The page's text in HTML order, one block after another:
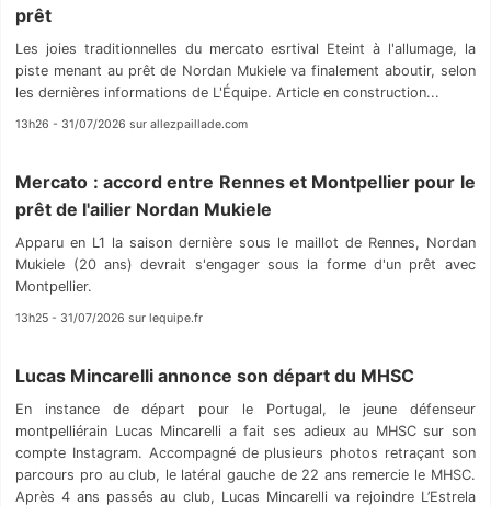
prêt
Les joies traditionnelles du mercato esrtival Eteint à l'allumage, la
piste menant au prêt de Nordan Mukiele va finalement aboutir, selon
les dernières informations de L'Équipe. Article en construction...
13h26 - 31/07/2026 sur allezpaillade.com
Mercato : accord entre Rennes et Montpellier pour le
prêt de l'ailier Nordan Mukiele
Apparu en L1 la saison dernière sous le maillot de Rennes, Nordan
Mukiele (20 ans) devrait s'engager sous la forme d'un prêt avec
Montpellier.
13h25 - 31/07/2026 sur lequipe.fr
Lucas Mincarelli annonce son départ du MHSC
En instance de départ pour le Portugal, le jeune défenseur
montpelliérain Lucas Mincarelli a fait ses adieux au MHSC sur son
compte Instagram. Accompagné de plusieurs photos retraçant son
parcours pro au club, le latéral gauche de 22 ans remercie le MHSC.
Après 4 ans passés au club, Lucas Mincarelli va rejoindre L’Estrela